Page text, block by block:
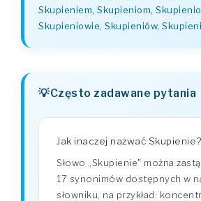
Skupieniem, Skupieniom,
Skupieniowie, Skupieniów,
Często zadawane pytania
Jak inaczej nazwać Skupienie?
Słowo „Skupienie" można
17 synonimów dostępnych w
słowniku, na przykład: